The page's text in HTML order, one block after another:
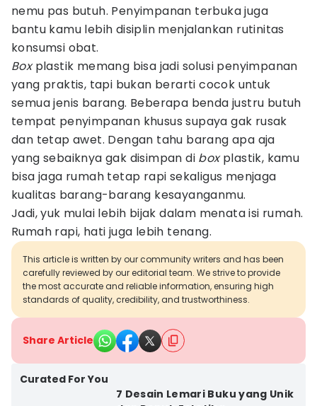
nemu pas butuh. Penyimpanan terbuka juga
bantu kamu lebih disiplin menjalankan rutinitas
konsumsi obat.
Boxplastik memang bisa jadi solusi penyimpanan
yang praktis, tapi bukan berarti cocok untuk
semua jenis barang. Beberapa benda justru butuh
tempat penyimpanan khusus supaya gak rusak
dan tetap awet. Dengan tahu barang apa aja
yang sebaiknya gak disimpan di boxplastik, kamu
bisa jaga rumah tetap rapi sekaligus menjaga
kualitas barang-barang kesayanganmu.
Jadi, yuk mulai lebih bijak dalam menata isi rumah.
Rumah rapi, hati juga lebih tenang.
This article is written by our community writers and has been
carefully reviewed by our editorial team. We strive to provide
the most accurate and reliable information, ensuring high
standards of quality, credibility, and trustworthiness.
Share Article
Curated For You
7 Desain Lemari Buku yang Unik